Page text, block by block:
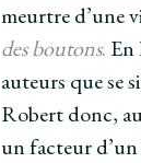
meurtre d’une
des boutons. En
auteurs que se
Robert donc,
un facteur